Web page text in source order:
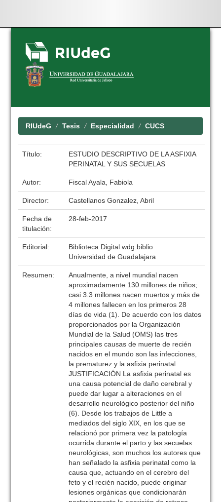
Skip
navigation
RIUdeG Tesis Especialidad CUCS
Título:
ESTUDIO DESCRIPTIVO DE LA ASFIXIA
PERINATAL Y SUS SECUELAS
Autor: Fiscal Ayala, Fabiola
Director: Castellanos Gonzalez, Abril
Fecha de
titulación:
28-feb-2017
Editorial:
Biblioteca Digital wdg.biblio
Universidad de Guadalajara
Resumen:
Anualmente, a nivel mundial nacen
aproximadamente 130 millones de niños;
casi 3.3 millones nacen muertos y más de
4 millones fallecen en los primeros 28
días de vida (1). De acuerdo con los datos
proporcionados por la Organización
Mundial de la Salud (OMS) las tres
principales causas de muerte de recién
nacidos en el mundo son las infecciones,
la prematurez y la asfixia perinatal
JUSTIFICACIÓN La asfixia perinatal es
una causa potencial de daño cerebral y
puede dar lugar a alteraciones en el
desarrollo neurológico posterior del niño
(6). Desde los trabajos de Little a
mediados del siglo XIX, en los que se
relacionó por primera vez la patología
ocurrida durante el parto y las secuelas
neurológicas, son muchos los autores que
han señalado la asfixia perinatal como la
causa que, actuando en el cerebro del
feto y el recién nacido, puede originar
lesiones orgánicas que condicionarán